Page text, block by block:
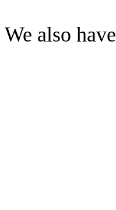
We also have